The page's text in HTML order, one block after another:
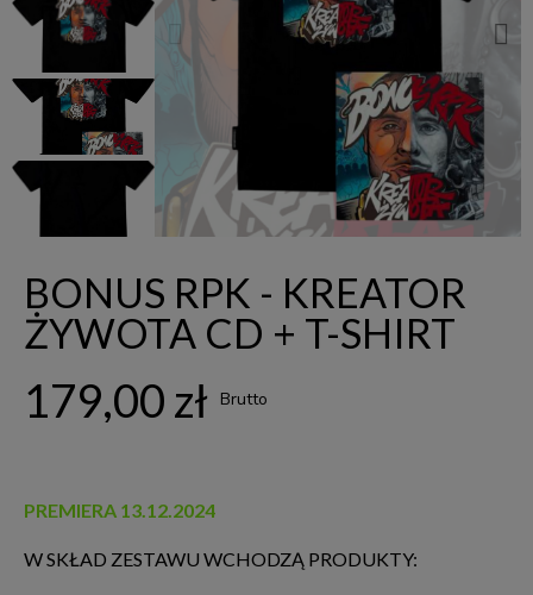
BONUS RPK - KREATOR
ŻYWOTA CD + T-SHIRT
179,00 zł Brutto
PREMIERA 13.12.2024
W SKŁAD ZESTAWU WCHODZĄ PRODUKTY: